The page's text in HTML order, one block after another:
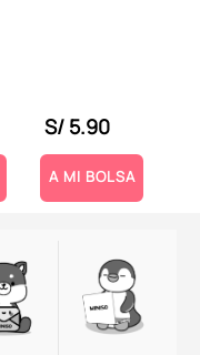
S/ 5.90
A MI BOLSA